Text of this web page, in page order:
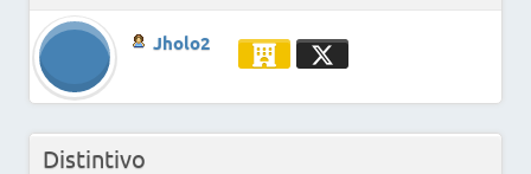
Jholo2
Distintivo